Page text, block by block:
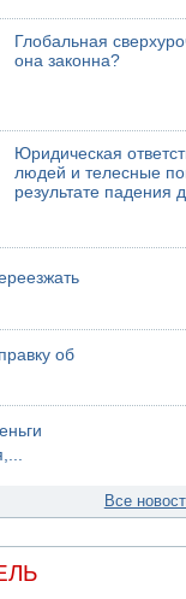
подозреваемых в
пожар на местности
на Израиль в
Глобальная
она законна?
Юридическая
людей и телесные
результате падения
об
Все